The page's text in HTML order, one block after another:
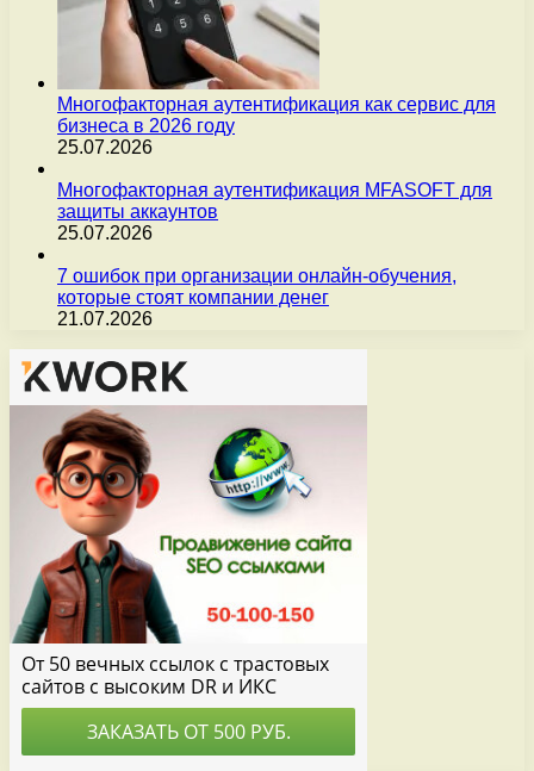
Многофакторная аутентификация как сервис для
бизнеса в 2026 году
25.07.2026
Многофакторная аутентификация MFASOFT для
защиты аккаунтов
25.07.2026
7 ошибок при организации онлайн-обучения,
которые стоят компании денег
21.07.2026